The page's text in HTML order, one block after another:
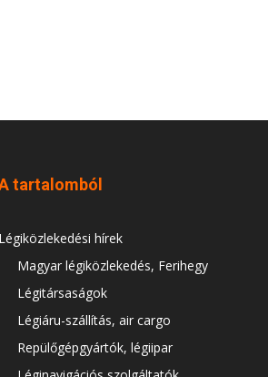
tartalomból
Légiközlekedési hírek
Magyar légiközlekedés, Ferihegy
Légitársaságok
Légiáru-szállítás, air cargo
Repülőgépgyártók, légiipar